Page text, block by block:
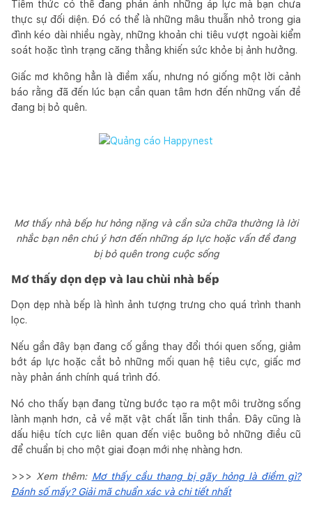
Tiềm thức có thể đang phản ánh những áp lực mà bạn chưa
thực sự đối diện. Đó có thể là những mâu thuẫn nhỏ trong gia
đình kéo dài nhiều ngày, những khoản chi tiêu vượt ngoài kiểm
soát hoặc tình trạng căng thẳng khiến sức khỏe bị ảnh hưởng.
Giấc mơ không hẳn là điềm xấu, nhưng nó giống một lời cảnh
báo rằng đã đến lúc bạn cần quan tâm hơn đến những vấn đề
đang bị bỏ quên.
Mơ thấy nhà bếp hư hỏng nặng và cần sửa chữa thường là lời
nhắc bạn nên chú ý hơn đến những áp lực hoặc vấn đề đang
bị bỏ quên trong cuộc sống
Mơ thấy dọn dẹp và lau chùi nhà bếp
Dọn dẹp nhà bếp là hình ảnh tượng trưng cho quá trình thanh
lọc.
Nếu gần đây bạn đang cố gắng thay đổi thói quen sống, giảm
bớt áp lực hoặc cắt bỏ những mối quan hệ tiêu cực, giấc mơ
này phản ánh chính quá trình đó.
Nó cho thấy bạn đang từng bước tạo ra một môi trường sống
lành mạnh hơn, cả về mặt vật chất lẫn tinh thần. Đây cũng là
dấu hiệu tích cực liên quan đến việc buông bỏ những điều cũ
để chuẩn bị cho một giai đoạn mới nhẹ nhàng hơn.
>>> Xem thêm: Mơ thấy cầu thang bị gãy hỏng là điềm gì?
Đánh số mấy? Giải mã chuẩn xác và chi tiết nhất